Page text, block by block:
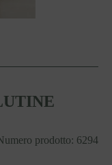
prodotto: 6294